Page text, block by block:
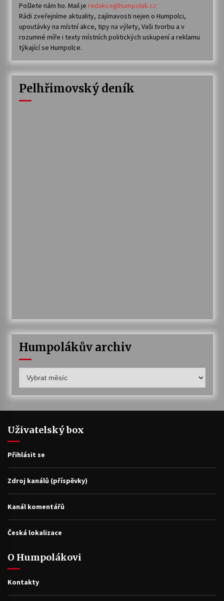
Pošlete nám ho. Mail je redakce@humpolak.cz
Rádi zveřejníme aktuality, zajímavosti nejen o Humpolci,
upoutávky na místní akce, tipy na výlety, Vaši tvorbu a v
rozumné míře i texty místních politických uskupení a reklamu
týkající se Humpolce.
Pelhřimovský deník
Humpolákův archiv
archiv
Uživatelský box
Přihlásit se
Zdroj kanálů (příspěvky)
Kanál komentářů
Česká lokalizace
O Humpolákovi
Kontakty